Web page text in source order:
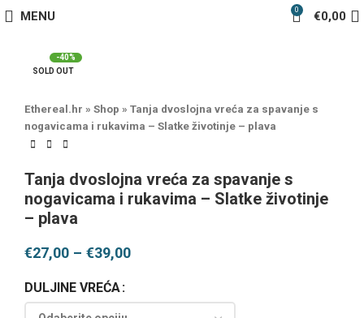
MENU 0 €0,00
-40%
SOLD OUT
Ethereal.hr » Shop » Tanja dvoslojna vreća za spavanje s
nogavicama i rukavima – Slatke životinje – plava
Tanja dvoslojna vreća za spavanje s
nogavicama i rukavima – Slatke životinje
– plava
€27,00 – €39,00
DULJINE VREĆA